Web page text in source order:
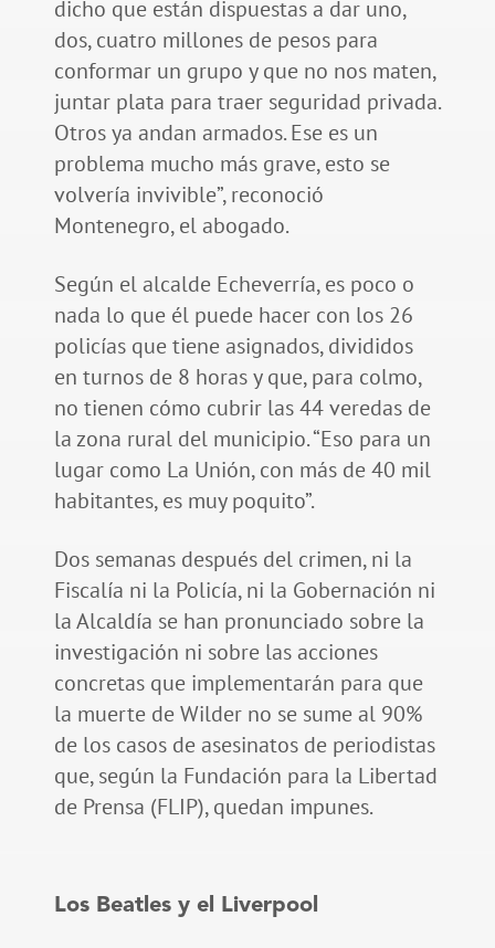
dicho que están dispuestas a dar uno,
dos, cuatro millones de pesos para
conformar un grupo y que no nos maten,
juntar plata para traer seguridad privada.
Otros ya andan armados. Ese es un
problema mucho más grave, esto se
volvería invivible”, reconoció
Montenegro, el abogado.
Según el alcalde Echeverría, es poco o
nada lo que él puede hacer con los 26
policías que tiene asignados, divididos
en turnos de 8 horas y que, para colmo,
no tienen cómo cubrir las 44 veredas de
la zona rural del municipio. “Eso para un
lugar como La Unión, con más de 40 mil
habitantes, es muy poquito”.
Dos semanas después del crimen, ni la
Fiscalía ni la Policía, ni la Gobernación ni
la Alcaldía se han pronunciado sobre la
investigación ni sobre las acciones
concretas que implementarán para que
la muerte de Wilder no se sume al 90%
de los casos de asesinatos de periodistas
que, según la Fundación para la Libertad
de Prensa (FLIP), quedan impunes.
Los Beatles y el Liverpool